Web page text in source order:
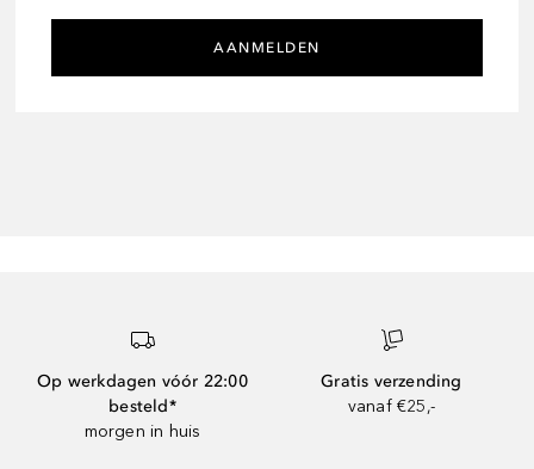
AANMELDEN
Op werkdagen vóór 22:00
besteld*
morgen in huis
Gratis verzending
vanaf €25,-